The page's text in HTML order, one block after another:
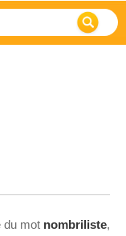
du mot nombriliste,